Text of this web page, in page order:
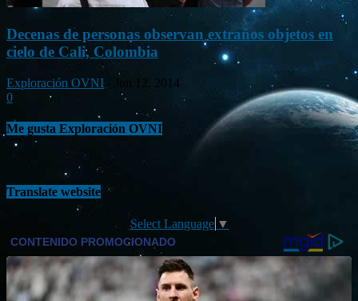
Decenas de personas observan extraños objetos en
cielo de Cali, Colombia
Exploración OVNI
Jun 12, 2014
0
Me gusta Exploración OVNI
Translate website
Select Language ▼